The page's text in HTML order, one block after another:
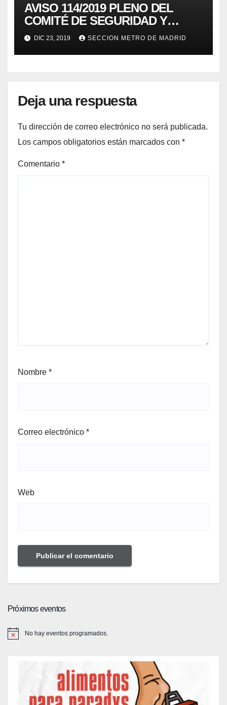
AVISO 114/2019 PLENO DEL
COMITÉ DE SEGURIDAD Y
SALUD 19/12/19
DIC 23, 2019 SECCION METRO DE MADRID
Deja una respuesta
Tu dirección de correo electrónico no será publicada.
Los campos obligatorios están marcados con *
Comentario *
Nombre *
Correo electrónico *
Web
Próximos eventos
No hay eventos programados.